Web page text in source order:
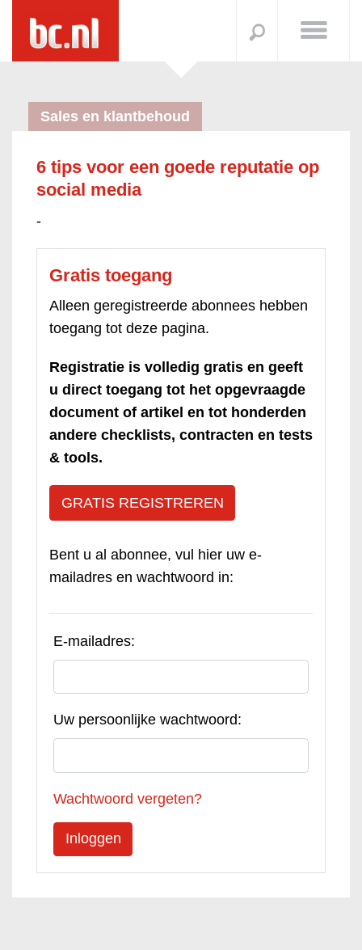
Sales en klantbehoud
6 tips voor een goede reputatie op
social media
-
Gratis toegang
Alleen geregistreerde abonnees hebben
toegang tot deze pagina.
Registratie is volledig gratis en geeft
u direct toegang tot het opgevraagde
document of artikel en tot honderden
andere checklists, contracten en tests
& tools.
GRATIS REGISTREREN
Bent u al abonnee, vul hier uw e-
mailadres en wachtwoord in:
E-mailadres:
Uw persoonlijke wachtwoord:
Wachtwoord vergeten?